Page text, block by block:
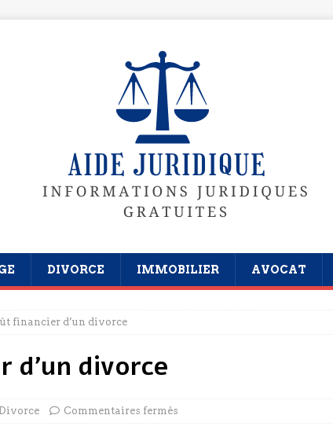
DIVORCE IMMOBILIER AVOCAT
financier d’un divorce
d’un divorce
Divorce Commentaires fermés